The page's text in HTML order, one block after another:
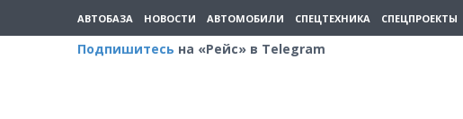
АВТОБАЗА НОВОСТИ АВТОМОБИЛИ СПЕЦТЕХНИКА СПЕЦПРОЕКТЫ
Подпишитесь на «Рейс» в Telegram